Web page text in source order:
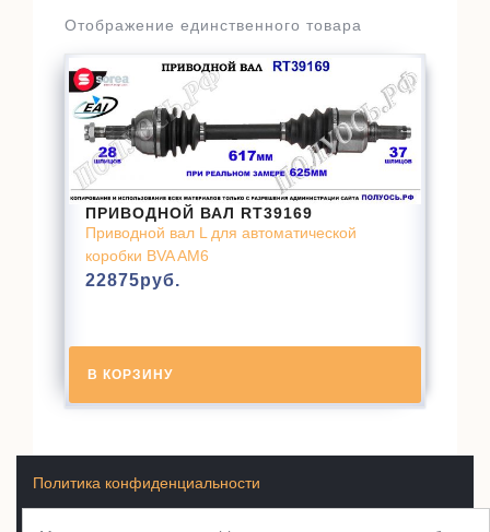
Отображение единственного товара
ПРИВОДНОЙ ВАЛ RT39169
Приводной вал L для автоматической
коробки BVA AM6
22875руб.
В КОРЗИНУ
Политика конфиденциальности